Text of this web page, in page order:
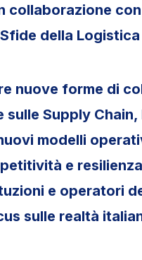
collaborazione con
della
nuove forme di
Supply
modelli
e
e operatori
sulle realtà